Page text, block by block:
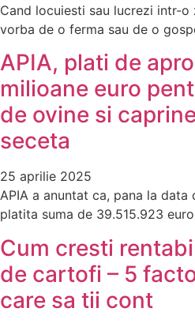
Cand locuiesti sau lucrezi intr-
vorba de o ferma sau de o
APIA, plati de
milioane euro
de ovine si
seceta
25 aprilie 2025
APIA a anuntat ca, pana la
platita suma de 39.515.923
Cum cresti
de cartofi – 5
care sa tii cont